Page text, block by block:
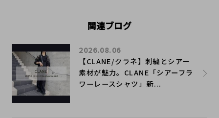
関連ブログ
【CLANE/クラネ】刺繍とシアー
素材が魅力。CLANE「シアーフラ
ワーレースシャツ」新...
2026.08.06